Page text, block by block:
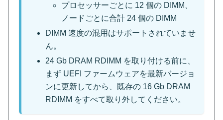
プロセッサーごとに 12 個の DIMM、
ノードごとに合計 24 個の DIMM
DIMM 速度の混用はサポートされていませ
ん。
24 Gb DRAM RDIMM を取り付ける前に、
まず UEFI ファームウェアを最新バージョ
ンに更新してから、既存の 16 Gb DRAM
RDIMM をすべて取り外してください。